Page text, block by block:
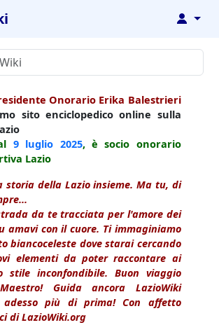
↓
Onorario Erika Balestrieri
sito enciclopedico online sulla
9 luglio 2025, è socio onorario
Lazio
storia della Lazio insieme. Ma tu, di
da te tracciata per l'amore dei
amavi con il cuore. Ti immaginiamo
biancoceleste dove starai cercando
elementi da poter raccontare ai
inconfondibile. Buon viaggio
Guida ancora LazioWiki
più di prima! Con affetto
di LazioWiki.org